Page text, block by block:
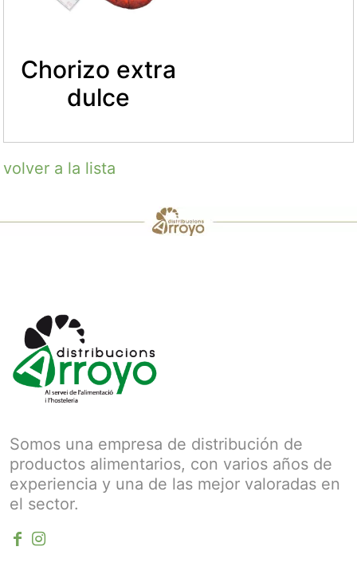
Chorizo extra
dulce
volver a la lista
Somos una empresa de distribución de
productos alimentarios, con varios años de
experiencia y una de las mejor valoradas en
el sector.